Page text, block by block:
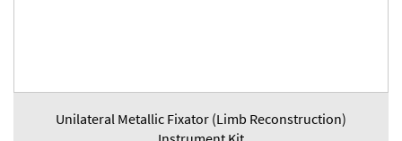
Unilateral Metallic Fixator (Limb Reconstruction)